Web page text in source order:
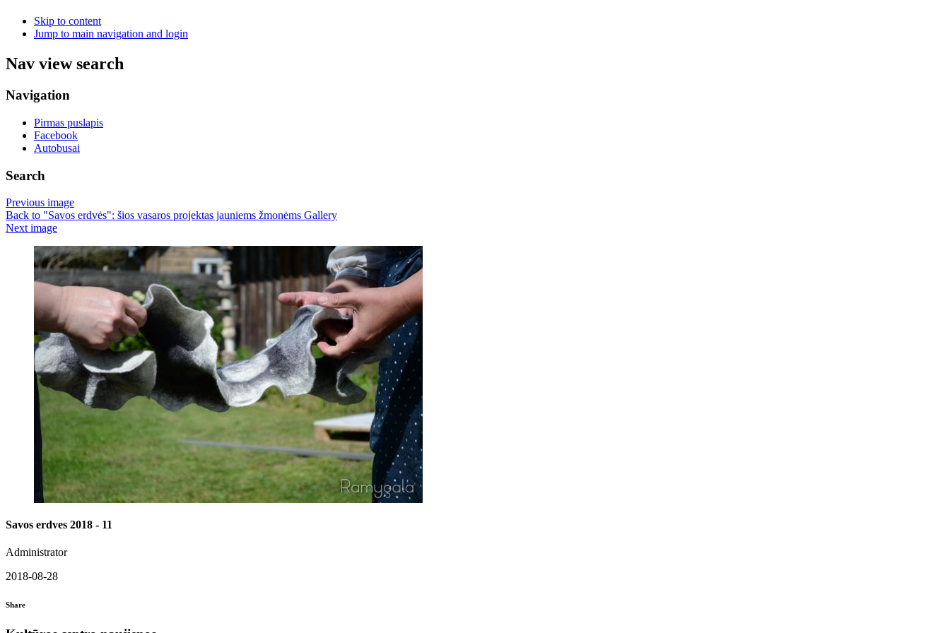
Skip to content
Jump to main navigation and login
Nav view search
Navigation
Pirmas puslapis
Facebook
Autobusai
Search
Previous image
Back to "Savos erdvės": šios vasaros projektas jauniems žmonėms Gallery
Next image
Savos erdves 2018 - 11
Administrator
2018-08-28
Share